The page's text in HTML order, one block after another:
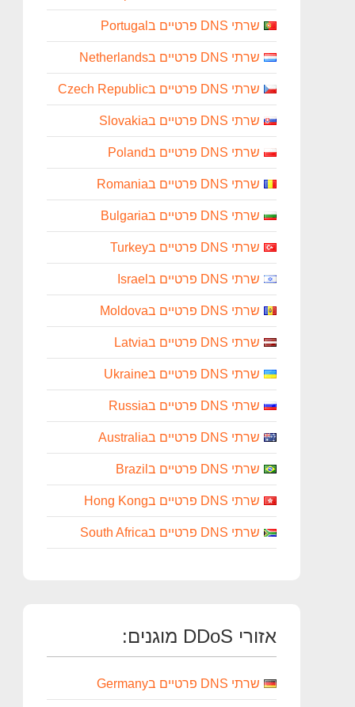
שרתי DNS פרטיים בPortugal
שרתי DNS פרטיים בNetherlands
שרתי DNS פרטיים בCzech Republic
שרתי DNS פרטיים בSlovakia
שרתי DNS פרטיים בPoland
שרתי DNS פרטיים בRomania
שרתי DNS פרטיים בBulgaria
שרתי DNS פרטיים בTurkey
שרתי DNS פרטיים בIsrael
שרתי DNS פרטיים בMoldova
שרתי DNS פרטיים בLatvia
שרתי DNS פרטיים בUkraine
שרתי DNS פרטיים בRussia
שרתי DNS פרטיים בAustralia
שרתי DNS פרטיים בBrazil
שרתי DNS פרטיים בHong Kong
שרתי DNS פרטיים בSouth Africa
אזורי DDoS מוגנים:
שרתי DNS פרטיים בGermany